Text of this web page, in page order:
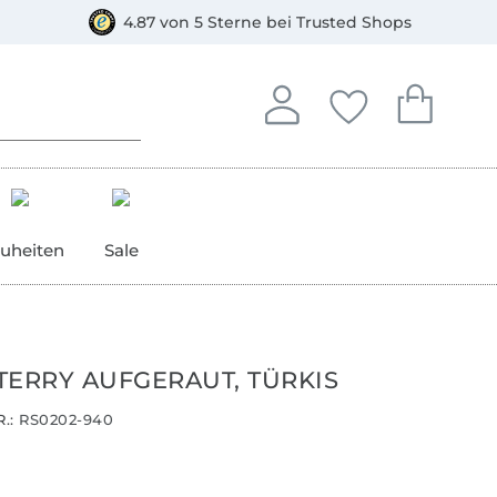
4.87 von 5 Sterne bei Trusted Shops
Anmelden
In deinem Konto
Deine
Du hast keine
Dein
Du hast
Sale
AUFGERAUT, TÜRKIS
RS0202-940